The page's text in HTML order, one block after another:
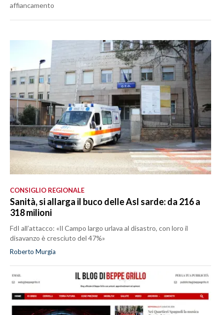
affiancamento
CONSIGLIO REGIONALE
Sanità, si allarga il buco delle Asl sarde: da 216 a
318 milioni
FdI all’attacco: «Il Campo largo urlava al disastro, con loro il
disavanzo è cresciuto del 47%»
Roberto Murgia